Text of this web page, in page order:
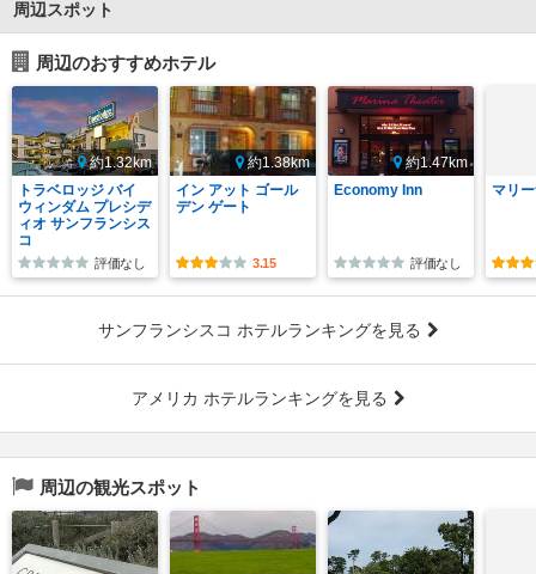
周辺スポット
周辺のおすすめホテル
約1.32km
トラベロッジ バイ
ウィンダム プレシデ
ィオ サンフランシス
コ
評価なし
約1.38km
イン アット ゴール
デン ゲート
3.15
約1.47km
Economy Inn
評価なし
マリ
サンフランシスコ ホテルランキングを見る
アメリカ ホテルランキングを見る
周辺の観光スポット